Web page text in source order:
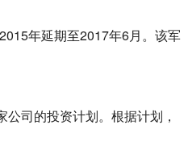
年延期至2017年6月。该军
司的投资计划。根据计划，